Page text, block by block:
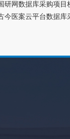
研网数据库采购项
今医案云平台数据